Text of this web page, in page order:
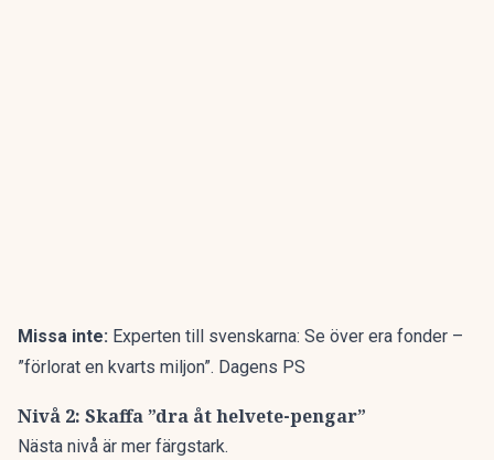
Missa inte: Experten till svenskarna: Se över era fonder –
”förlorat en kvarts miljon”. Dagens PS
Nivå 2: Skaffa ”dra åt helvete-pengar”
Nästa nivå är mer färgstark.